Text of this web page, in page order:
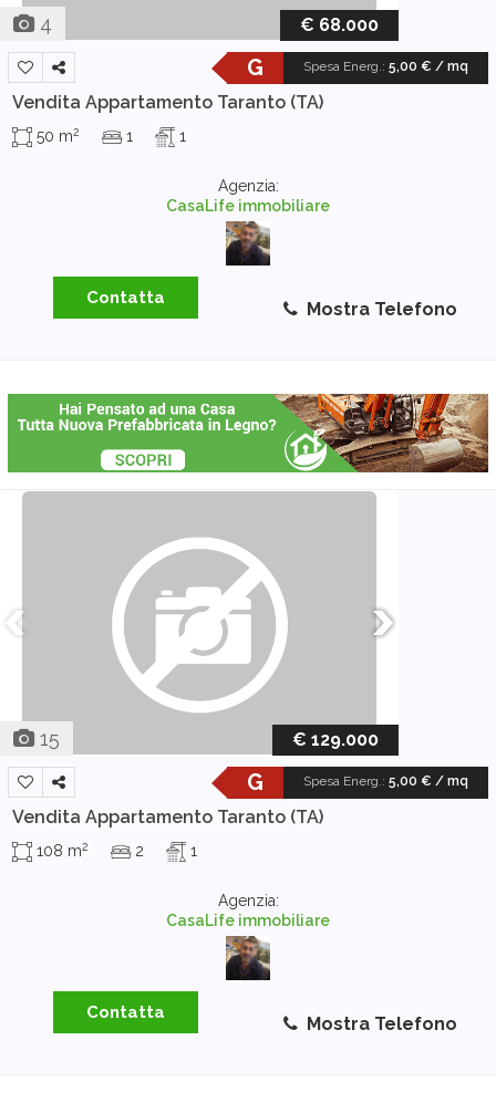
4 € 68.000
Spesa Energ.: 5,00 € / mq
G
Vendita Appartamento Taranto (TA)
50 m2 1 1
Agenzia:
CasaLife immobiliare
Contatta
Mostra Telefono
15 € 129.000
Spesa Energ.: 5,00 € / mq
G
Vendita Appartamento Taranto (TA)
108 m2 2 1
Agenzia:
CasaLife immobiliare
Contatta
Mostra Telefono